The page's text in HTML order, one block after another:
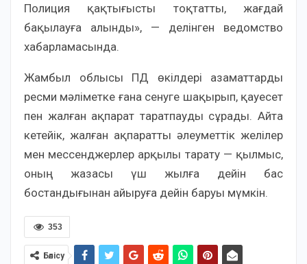
Полиция қақтығысты тоқтатты, жағдай
бақылауға алынды», — делінген ведомство
хабарламасында.
Жамбыл облысы ПД өкілдері азаматтарды
ресми мәліметке ғана сенуге шақырып, қауесет
пен жалған ақпарат таратпауды сұрады. Айта
кетейік, жалған ақпаратты әлеуметтік желілер
мен мессенджерлер арқылы тарату — қылмыс,
оның жазасы үш жылға дейін бас
бостандығынан айыруға дейін баруы мүмкін.
353
Бөлісу